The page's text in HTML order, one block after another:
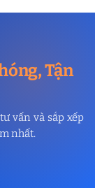
Tận
vấn và sắp xếp
nhất.